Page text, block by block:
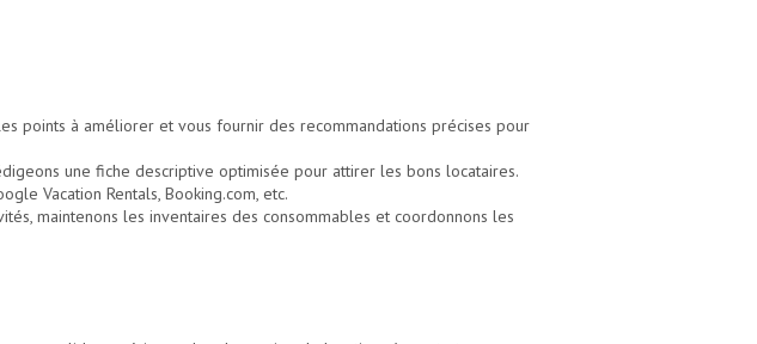
points à améliorer et vous fournir des recommandations précises pour
une fiche descriptive optimisée pour attirer les bons locataires.
Vacation Rentals, Booking.com, etc.
maintenons les inventaires des consommables et coordonnons les